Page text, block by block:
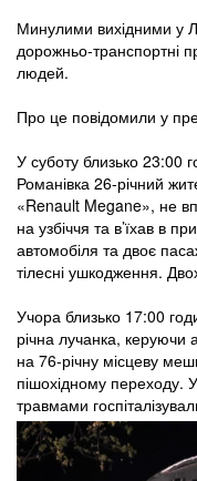
Минулими вихідними у
дорожньо-транспортні
людей.
Про це повідомили у
У суботу близько 23:00
Романівка 26-річний
«Renault Megane», не
на узбіччя та в’їхав в
автомобіля та двоє
тілесні ушкодження.
Учора близько 17:00
річна лучанка,
на 76-річну місцеву
пішохідному переходу.
травмами